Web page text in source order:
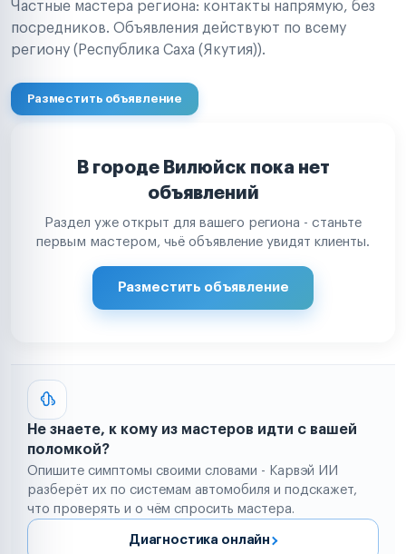
Частные мастера региона: контакты напрямую, без
посредников. Объявления действуют по всему
региону (Республика Саха (Якутия)).
Разместить объявление
В городе Вилюйск пока нет
объявлений
Раздел уже открыт для вашего региона - станьте
первым мастером, чьё объявление увидят клиенты.
Разместить объявление
Не знаете, к кому из мастеров идти с вашей
поломкой?
Опишите симптомы своими словами - Карвэй ИИ
разберёт их по системам автомобиля и подскажет,
что проверять и о чём спросить мастера.
Диагностика онлайн